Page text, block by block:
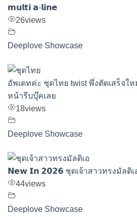
𝗺𝘂𝗹𝘁𝗶 𝗮-𝗹𝗶𝗻𝗲
26views
Deeplove Showcase
อัพเดทค่ะ ชุดไทย twist พึ่งตัดเสร็จใ
หน้ารีบบุ๊คเลย
18views
Deeplove Showcase
𝗡𝗲𝘄 𝗜𝗻 𝟮𝟬𝟮𝟲 ชุดเจ้าสาวทรงมัลติเ
44views
Deeplove Showcase